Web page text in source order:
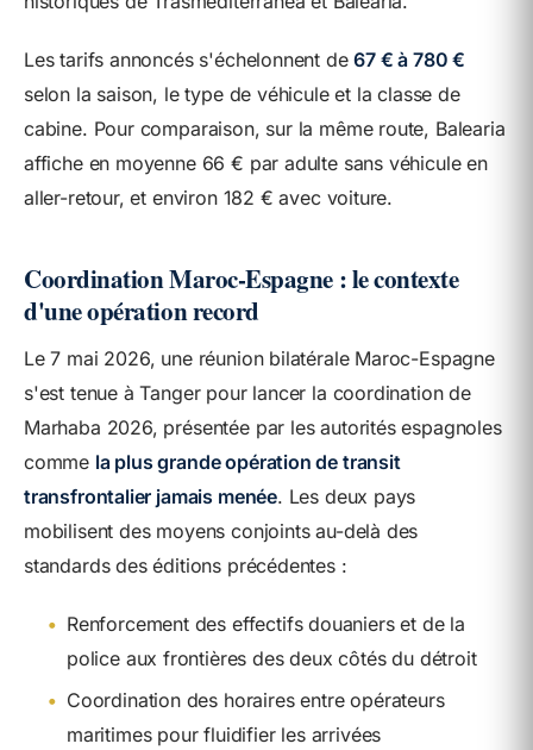
Les tarifs annoncés s'échelonnent de67 € à 780 €
selon la saison, le type de véhicule et la classe de
cabine. Pour comparaison, sur la même route, Balearia
affiche en moyenne 66 € par adulte sans véhicule en
aller-retour, et environ 182 € avec voiture.
Coordination Maroc-Espagne : le contexte
d'une opération record
Le 7 mai 2026, une réunion bilatérale Maroc-Espagne
s'est tenue à Tanger pour lancer la coordination de
Marhaba 2026, présentée par les autorités espagnoles
comme la plus grande opération de transit
transfrontalier jamais menée. Les deux pays
mobilisent des moyens conjoints au-delà des
standards des éditions précédentes :
• Renforcement des effectifs douaniers et de la
police aux frontières des deux côtés du détroit
• Coordination des horaires entre opérateurs
maritimes pour fluidifier les arrivées